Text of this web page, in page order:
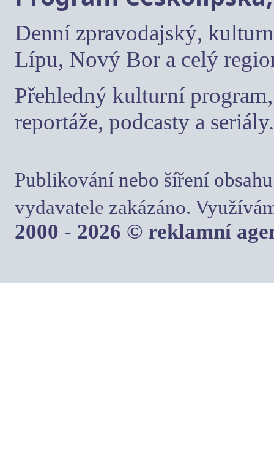
Denní zpravodajský,
Lípu, Nový Bor a celý
Přehledný kulturní
reportáže, podcasty a seriály.
Publikování nebo šíření
vydavatele zakázáno.
2000 - 2026 © reklamní